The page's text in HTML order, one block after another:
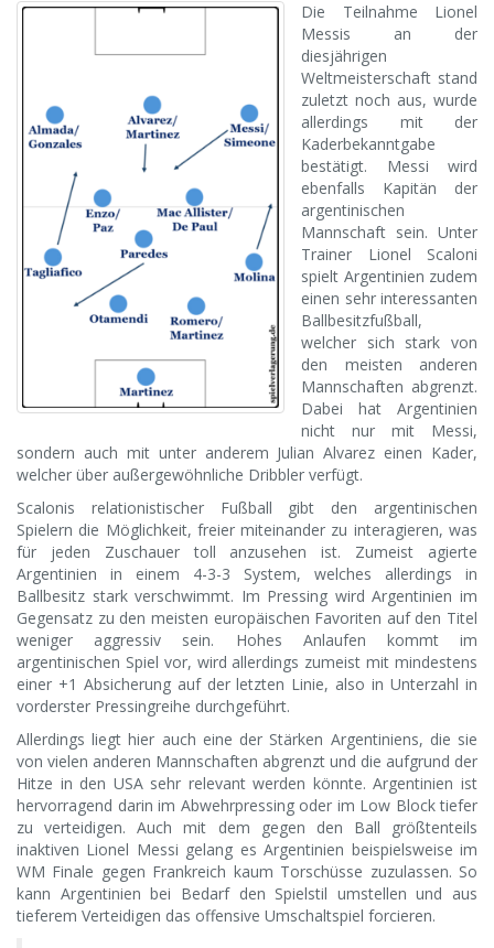
Die Teilnahme Lionel
Messis an der
diesjährigen
Weltmeisterschaft stand
zuletzt noch aus, wurde
allerdings mit der
Kaderbekanntgabe
bestätigt. Messi wird
ebenfalls Kapitän der
argentinischen
Mannschaft sein. Unter
Trainer Lionel Scaloni
spielt Argentinien zudem
einen sehr interessanten
Ballbesitzfußball,
welcher sich stark von
den meisten anderen
Mannschaften abgrenzt.
Dabei hat Argentinien
nicht nur mit Messi,
sondern auch mit unter anderem Julian Alvarez einen Kader,
welcher über außergewöhnliche Dribbler verfügt.
Scalonis relationistischer Fußball gibt den argentinischen
Spielern die Möglichkeit, freier miteinander zu interagieren, was
für jeden Zuschauer toll anzusehen ist. Zumeist agierte
Argentinien in einem 4-3-3 System, welches allerdings in
Ballbesitz stark verschwimmt. Im Pressing wird Argentinien im
Gegensatz zu den meisten europäischen Favoriten auf den Titel
weniger aggressiv sein. Hohes Anlaufen kommt im
argentinischen Spiel vor, wird allerdings zumeist mit mindestens
einer +1 Absicherung auf der letzten Linie, also in Unterzahl in
vorderster Pressingreihe durchgeführt.
Allerdings liegt hier auch eine der Stärken Argentiniens, die sie
von vielen anderen Mannschaften abgrenzt und die aufgrund der
Hitze in den USA sehr relevant werden könnte. Argentinien ist
hervorragend darin im Abwehrpressing oder im Low Block tiefer
zu verteidigen. Auch mit dem gegen den Ball größtenteils
inaktiven Lionel Messi gelang es Argentinien beispielsweise im
WM Finale gegen Frankreich kaum Torschüsse zuzulassen. So
kann Argentinien bei Bedarf den Spielstil umstellen und aus
tieferem Verteidigen das offensive Umschaltspiel forcieren.